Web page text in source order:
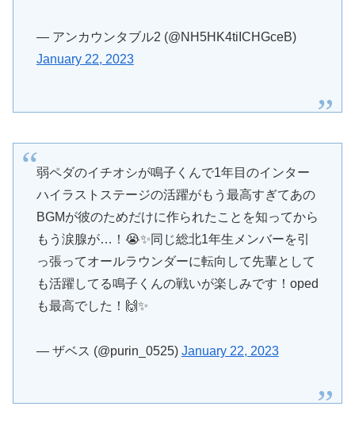
January 22, 2023
ハイラストステージの活躍がもう最高すぎてあの
BGMが彼のためだけに作られたことを知ってから
もう涙腺が…！😭✨同じ総北1年生メンバーを引
っ張ってオールラウンダーに転向して先輩として
も活躍してる鳴子くんの戦いが楽しみです！oped
も最高でした！🙌✨